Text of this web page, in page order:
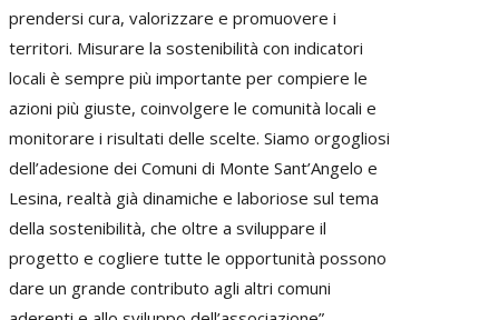
prendersi cura, valorizzare e promuovere i
territori. Misurare la sostenibilità con indicatori
locali è sempre più importante per compiere le
azioni più giuste, coinvolgere le comunità locali e
monitorare i risultati delle scelte. Siamo orgogliosi
dell’adesione dei Comuni di Monte Sant’Angelo e
Lesina, realtà già dinamiche e laboriose sul tema
della sostenibilità, che oltre a sviluppare il
progetto e cogliere tutte le opportunità possono
dare un grande contributo agli altri comuni